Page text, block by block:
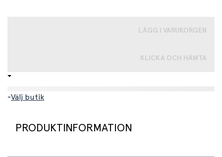
LÄGG I VARUKORGEN
KLICKA OCH HÄMTA
-Välj butik
PRODUKTINFORMATION